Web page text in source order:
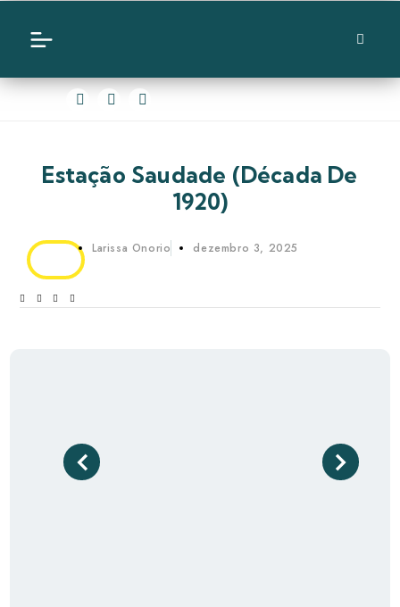
Estação Saudade (década De
1920)
Larissa Onorio dezembro 3, 2025